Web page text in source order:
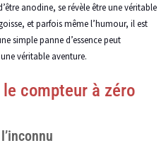
anodine, se révèle être une véritable
et parfois même l’humour, il est
simple panne d’essence peut
véritable aventure.
compteur à zéro